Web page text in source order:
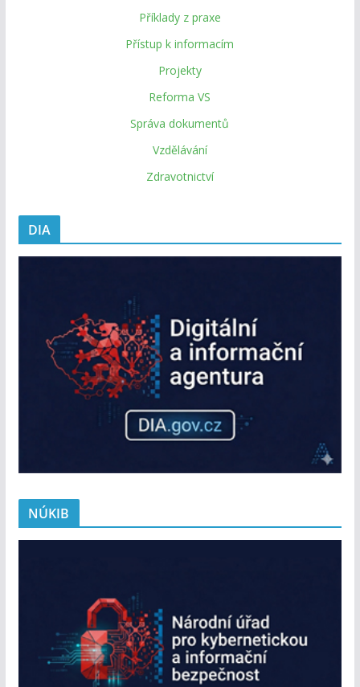
Příklady z praxe
Přístup k informacím
Projekty
Reforma VS
Správa dokumentů
Vzdělávání
Zdravotnictví
DIA
NÚKIB